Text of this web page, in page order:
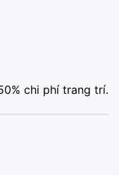
chi phí trang trí.